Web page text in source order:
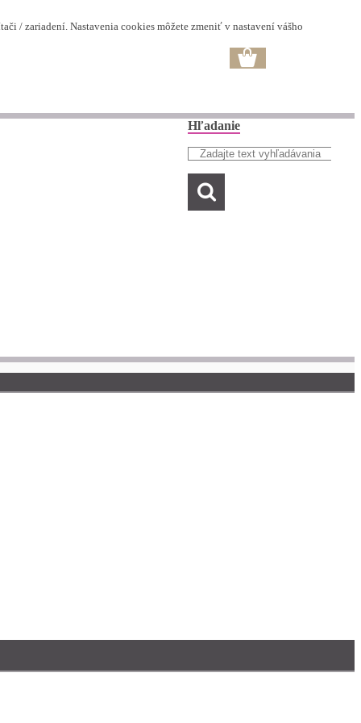
/ zariadení. Nastavenia cookies môžete zmeniť v nastavení vášho
Hľadanie